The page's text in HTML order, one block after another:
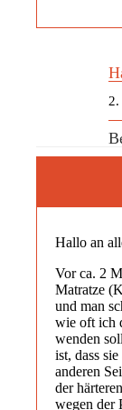
Hallo an
Vor ca. 2
Matratze
und man
wie oft ich
wenden
ist, dass
anderen
der
wegen der